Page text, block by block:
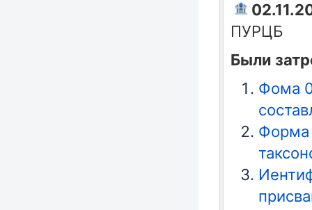
ПУРЦБ
Были
Фома
Форма